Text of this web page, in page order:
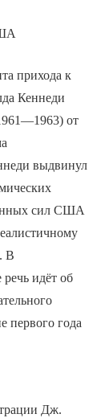
прихода к
Кеннеди
от
выдвинул
сил США
В
идёт об
первого года
Дж.